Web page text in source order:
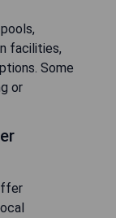
facilities,
Some
or